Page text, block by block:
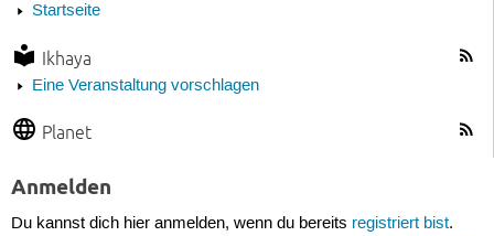
Startseite
Ikhaya
Eine Veranstaltung vorschlagen
Planet
Anmelden
Du kannst dich hier anmelden, wenn du bereits registriert bist.